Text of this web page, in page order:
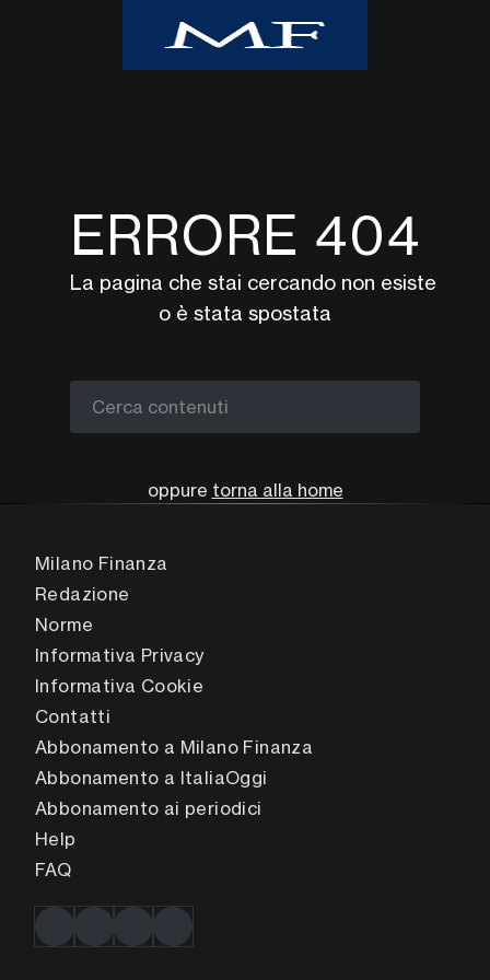
Milano Finanza
Eventi
UpTv
Video corsi
ERRORE 404
La pagina che stai cercando non esiste
o è stata spostata
Cerca contenuti
oppure torna alla home
Milano Finanza
Redazione
Norme
Informativa Privacy
Informativa Cookie
Contatti
Abbonamento a Milano Finanza
Abbonamento a ItaliaOggi
Abbonamento ai periodici
Help
FAQ